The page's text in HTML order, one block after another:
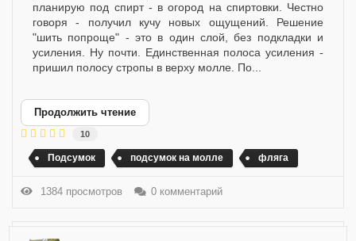
планирую под спирт - в огород на спиртовки. Честно
говоря - получил кучу новых ощущений. Решение
"шить попроще" - это в один слой, без подкладки и
усиления. Ну почти. Единственная полоса усиления -
пришил полосу стропы в верху молле. По...
Продолжить чтение
10
Подсумок подсумок на молле фляга
1384 просмотров 0 комментарий